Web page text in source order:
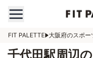
FIT PALETTE 大阪府のスポー
千代田駅周辺